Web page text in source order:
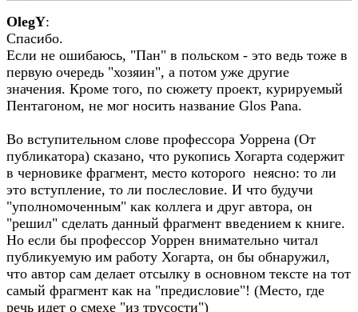
OlegY:
Спасибо.
Если не ошибаюсь, "Пан" в польском - это ведь тоже в
первую очередь "хозяин", а потом уже другие
значения. Кроме того, по сюжету проект, курируемый
Пентагоном, не мог носить название Glos Pana.
Во вступительном слове профессора Уоррена (От
публикатора) сказано, что рукопись Хогарта содержит
в черновике фрагмент, место которого неясно: то ли
это вступление, то ли послесловие. И что будучи
"уполномоченным" как коллега и друг автора, он
"решил" сделать данный фрагмент введением к книге.
Но если бы профессор Уоррен внимательно читал
публикуемую им работу Хогарта, он бы обнаружил,
что автор сам делает отсылку в основном тексте на тот
самый фрагмент как на "предисловие"! (Место, где
речь идет о смехе "из трусости")